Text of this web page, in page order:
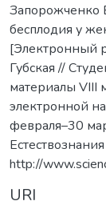
Запорожченко
бесплодия у
[Электронный
Губская //
материалы VIII
электронной
февраля–30
http://
URI